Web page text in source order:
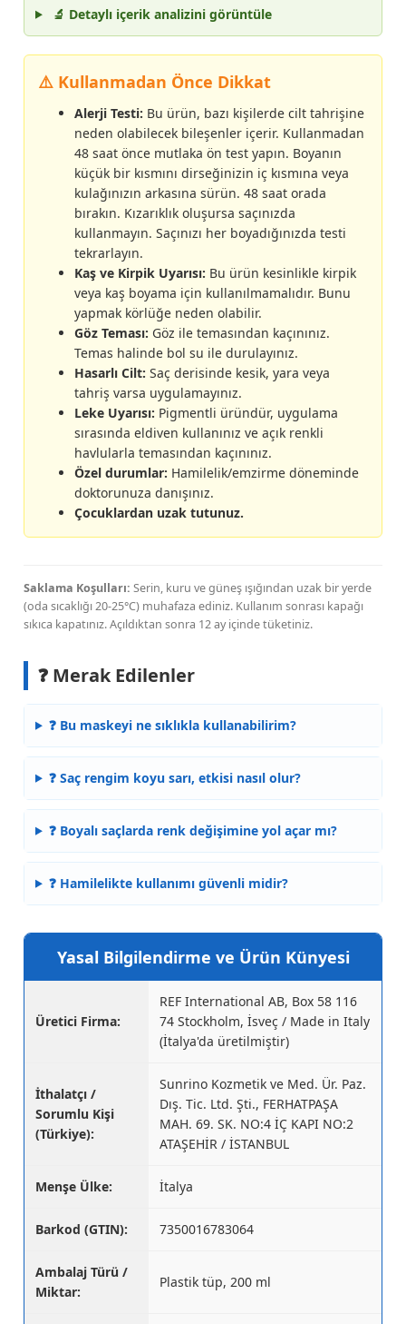
🔬 Detaylı içerik analizini görüntüle
⚠️ Kullanmadan Önce Dikkat
Alerji Testi: Bu ürün, bazı kişilerde cilt tahrişine
neden olabilecek bileşenler içerir. Kullanmadan
48 saat önce mutlaka ön test yapın. Boyanın
küçük bir kısmını dirseğinizin iç kısmına veya
kulağınızın arkasına sürün. 48 saat orada
bırakın. Kızarıklık oluşursa saçınızda
kullanmayın. Saçınızı her boyadığınızda testi
tekrarlayın.
Kaş ve Kirpik Uyarısı: Bu ürün kesinlikle kirpik
veya kaş boyama için kullanılmamalıdır. Bunu
yapmak körlüğe neden olabilir.
Göz Teması: Göz ile temasından kaçınınız.
Temas halinde bol su ile durulayınız.
Hasarlı Cilt: Saç derisinde kesik, yara veya
tahriş varsa uygulamayınız.
Leke Uyarısı: Pigmentli üründür, uygulama
sırasında eldiven kullanınız ve açık renkli
havlularla temasından kaçınınız.
Özel durumlar: Hamilelik/emzirme döneminde
doktorunuza danışınız.
Çocuklardan uzak tutunuz.
Saklama Koşulları: Serin, kuru ve güneş ışığından uzak bir yerde
(oda sıcaklığı 20-25°C) muhafaza ediniz. Kullanım sonrası kapağı
sıkıca kapatınız. Açıldıktan sonra 12 ay içinde tüketiniz.
❓ Merak Edilenler
❓ Bu maskeyi ne sıklıkla kullanabilirim?
❓ Saç rengim koyu sarı, etkisi nasıl olur?
❓ Boyalı saçlarda renk değişimine yol açar mı?
❓ Hamilelikte kullanımı güvenli midir?
Yasal Bilgilendirme ve Ürün Künyesi
Üretici Firma:
REF International AB, Box 58 116
74 Stockholm, İsveç / Made in Italy
(İtalya'da üretilmiştir)
İthalatçı /
Sorumlu Kişi
(Türkiye):
Sunrino Kozmetik ve Med. Ür. Paz.
Dış. Tic. Ltd. Şti., FERHATPAŞA
MAH. 69. SK. NO:4 İÇ KAPI NO:2
ATAŞEHİR / İSTANBUL
Menşe Ülke: İtalya
Barkod (GTIN): 7350016783064
Ambalaj Türü /
Miktar:
Plastik tüp, 200 ml